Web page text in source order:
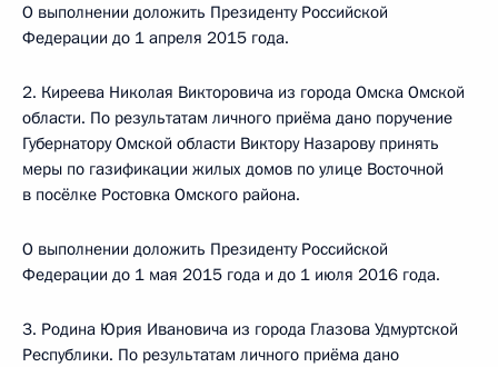
О выполнении доложить Президенту Российской
Федерации до 1 апреля 2015 года.
2. Киреева Николая Викторовича из города Омска Омской
области. По результатам личного приёма дано поручение
Губернатору Омской области Виктору Назарову принять
меры по газификации жилых домов по улице Восточной
в посёлке Ростовка Омского района.
О выполнении доложить Президенту Российской
Федерации до 1 мая 2015 года и до 1 июля 2016 года.
3. Родина Юрия Ивановича из города Глазова Удмуртской
Республики. По результатам личного приёма дано